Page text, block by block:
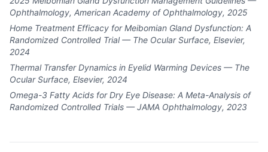
Ophthalmology, American Academy of Ophthalmology, 2025
Home Treatment Efficacy for Meibomian Gland Dysfunction: A
Randomized Controlled Trial — The Ocular Surface, Elsevier,
2024
Thermal Transfer Dynamics in Eyelid Warming Devices — The
Ocular Surface, Elsevier, 2024
Omega-3 Fatty Acids for Dry Eye Disease: A Meta-Analysis of
Randomized Controlled Trials — JAMA Ophthalmology, 2023